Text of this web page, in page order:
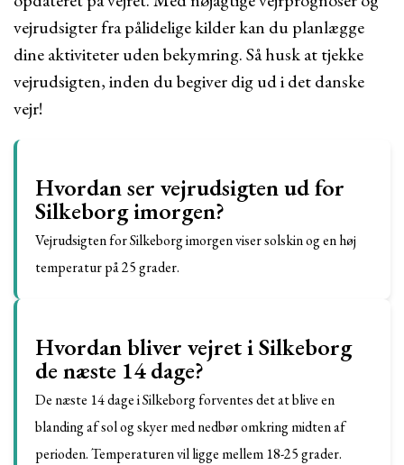
vejrudsigter fra pålidelige kilder kan du planlægge
dine aktiviteter uden bekymring. Så husk at tjekke
vejrudsigten, inden du begiver dig ud i det danske
vejr!
Hvordan ser vejrudsigten ud for
Silkeborg imorgen?
Vejrudsigten for Silkeborg imorgen viser solskin og en høj
temperatur på 25 grader.
Hvordan bliver vejret i Silkeborg
de næste 14 dage?
De næste 14 dage i Silkeborg forventes det at blive en
blanding af sol og skyer med nedbør omkring midten af
perioden. Temperaturen vil ligge mellem 18-25 grader.